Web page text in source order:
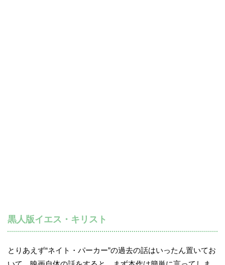
黒人版イエス・キリスト
とりあえず“ネイト・パーカー”の過去の話はいったん置いてお